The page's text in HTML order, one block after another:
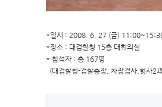
*일시 : 2008. 6. 27 (금)
*장소 : 대검찰청 15층 대회의실
* 참석자 : 총 167명
(대검찰청-검찰총장, 차장검사,형사2